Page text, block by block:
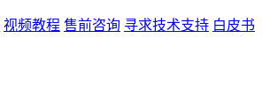
视频教程 售前咨询 寻求技术支持 白皮书